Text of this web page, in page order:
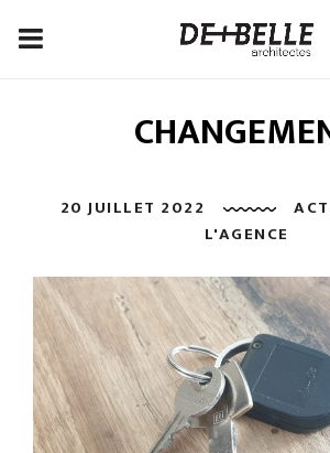
20 JUILLET 2022
L'AGENCE